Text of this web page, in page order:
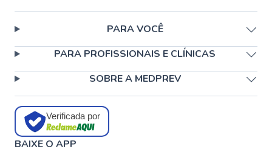
PARA VOCÊ
PARA PROFISSIONAIS E CLÍNICAS
SOBRE A MEDPREV
Verificada por
BAIXE O APP